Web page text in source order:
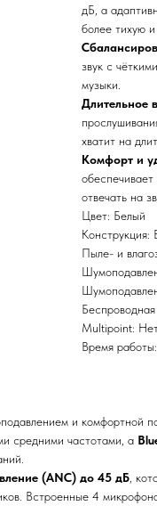
дБ, а
более тихую
звук с
музыки.
Длительное
хватит на
Комфорт и
обеспечивает
отвечать на
Цвет: Белый
Конструкция:
Пыле- и
Multipoint:
Время
и комфортной
средними частотами, а
(ANC) до 45 дБ ,
Встроенные 4